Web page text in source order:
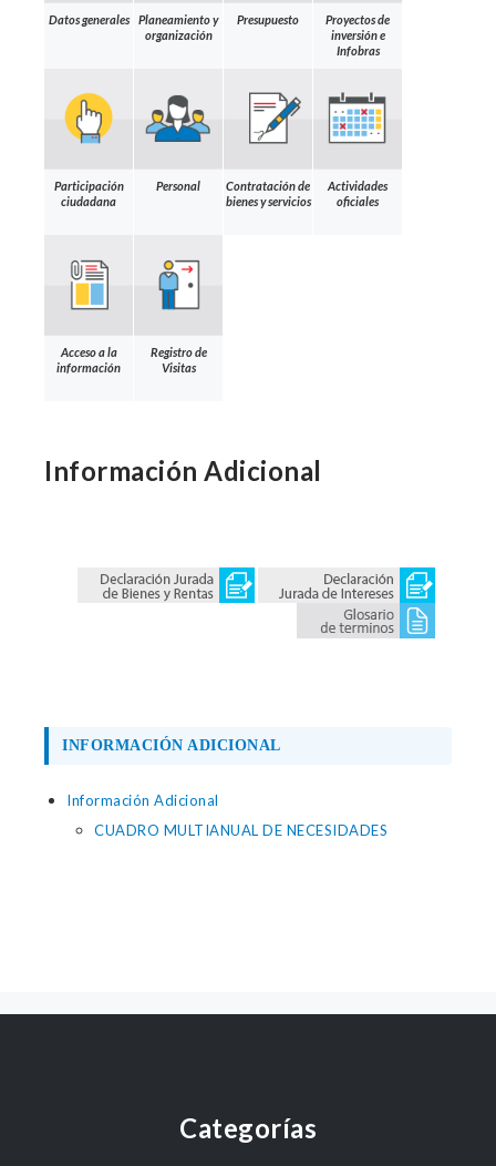
Datos generales
Planeamiento y
organización
Presupuesto
Proyectos de
inversión e
Infobras
Participación
ciudadana
Personal
Contratación de
bienes y servicios
Actividades
oficiales
Acceso a la
información
Registro de
Visitas
Información Adicional
INFORMACIÓN ADICIONAL
Información Adicional
CUADRO MULTIANUAL DE NECESIDADES
Categorías